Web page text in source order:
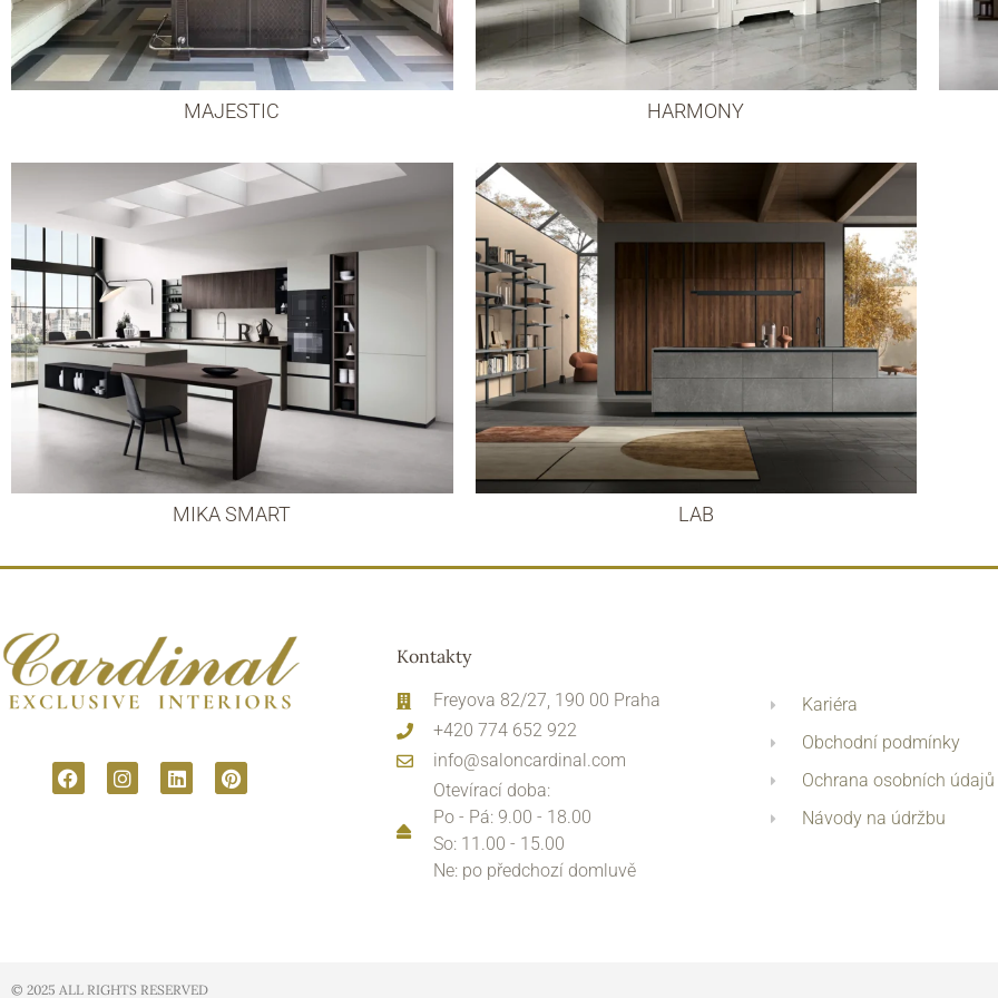
MAJESTIC HARMONY
MIKA SMART LAB
Kontakty
Freyova 82/27, 190 00 Praha
+420 774 652 922
info@saloncardinal.com
Otevírací doba:
Po - Pá: 9.00 - 18.00
So: 11.00 - 15.00
Ne: po předchozí domluvě
Kariéra
Obchodní podmínky
Ochrana osobních údajů
Návody na údržbu
© 2025 ALL RIGHTS RESERVED​